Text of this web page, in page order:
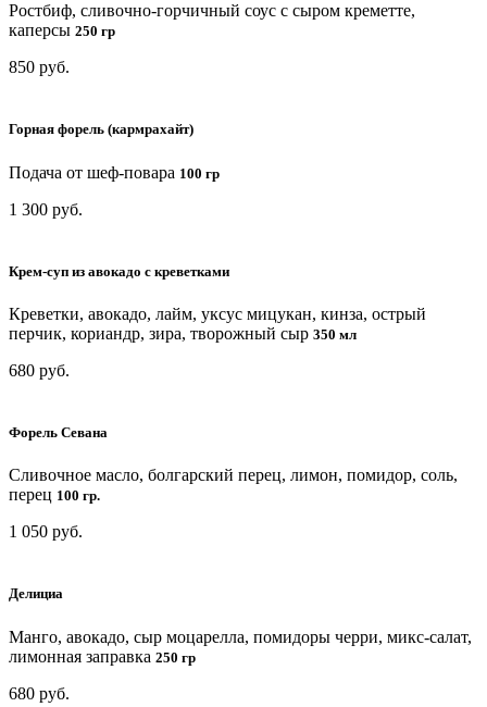
Ростбиф, сливочно-горчичный соус с сыром креметте,
каперсы 250 гр
850 руб.
Горная форель (кармрахайт)
Подача от шеф-повара 100 гр
1 300 руб.
Крем-суп из авокадо с креветками
Креветки, авокадо, лайм, уксус мицукан, кинза, острый
перчик, кориандр, зира, творожный сыр 350 мл
680 руб.
Форель Севана
Сливочное масло, болгарский перец, лимон, помидор, соль,
перец 100 гр.
1 050 руб.
Делициа
Манго, авокадо, сыр моцарелла, помидоры черри, микс-салат,
лимонная заправка 250 гр
680 руб.